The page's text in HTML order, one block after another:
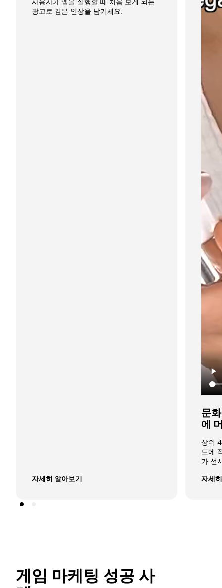
사용자가 앱을 실행할 때 처음 보게 되는
광고로 깊은 인상을 남기세요.
자세히 알아보기
문
에
상위
드에
가 선
자세
게임 마케팅 성공 사